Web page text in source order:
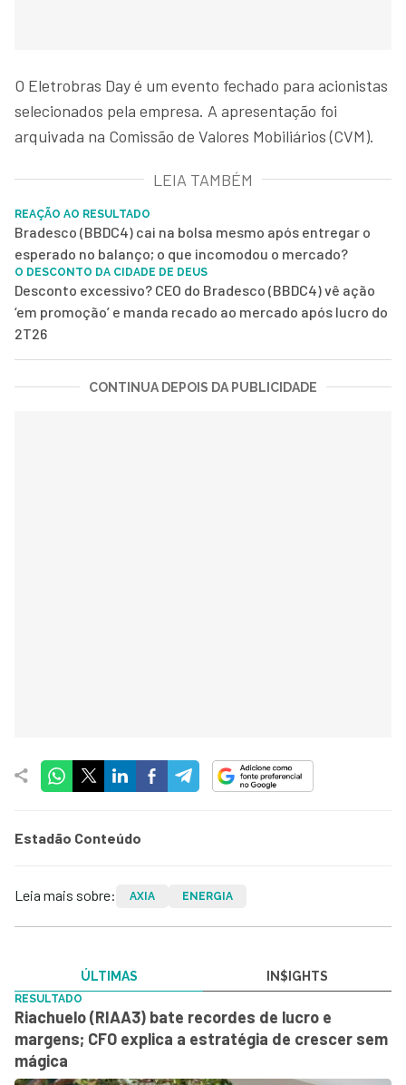
O Eletrobras Day é um evento fechado para acionistas
selecionados pela empresa. A apresentação foi
arquivada na Comissão de Valores Mobiliários (CVM).
LEIA TAMBÉM
REAÇÃO AO RESULTADO
Bradesco (BBDC4) cai na bolsa mesmo após entregar o
esperado no balanço; o que incomodou o mercado?
O DESCONTO DA CIDADE DE DEUS
Desconto excessivo? CEO do Bradesco (BBDC4) vê ação
‘em promoção’ e manda recado ao mercado após lucro do
2T26
CONTINUA DEPOIS DA PUBLICIDADE
Estadão Conteúdo
Leia mais sobre: AXIA ENERGIA
ÚLTIMAS IN$IGHTS
RESULTADO
Riachuelo (RIAA3) bate recordes de lucro e
margens; CFO explica a estratégia de crescer sem
mágica